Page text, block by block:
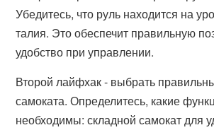
Убедитесь, что руль находится на
талия. Это обеспечит правильную
удобство при управлении.
Второй лайфхак - выбрать
самоката. Определитесь, какие
необходимы: складной самокат для